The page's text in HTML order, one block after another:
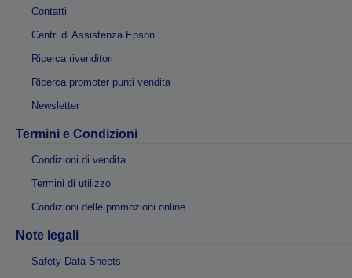
Contatti
Centri di Assistenza Epson
Ricerca rivenditori
Ricerca promoter punti vendita
Newsletter
Termini e Condizioni
Condizioni di vendita
Termini di utilizzo
Condizioni delle promozioni online
Note legali
Safety Data Sheets